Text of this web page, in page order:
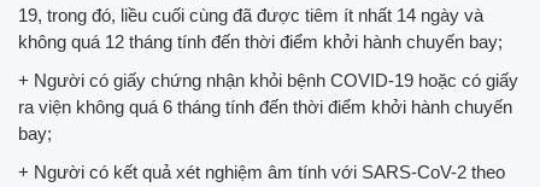
19, trong đó, liều cuối cùng đã được tiêm ít nhất 14 ngày và
không quá 12 tháng tính đến thời điểm khởi hành chuyến bay;
+ Người có giấy chứng nhận khỏi bệnh COVID-19 hoặc có giấy
ra viện không quá 6 tháng tính đến thời điểm khởi hành chuyến
bay;
+ Người có kết quả xét nghiệm âm tính với SARS-CoV-2 theo